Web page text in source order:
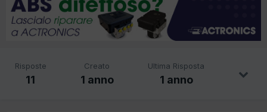
Risposte
11
Creato
1 anno
Ultima Risposta
1 anno